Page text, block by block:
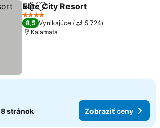
ZdieľaťPridať do obľúbených
Elite City Resort
4 Počet hviezdičiek
8,5 Vynikajúce
5 724
Kalamata
8 stránok Zobraziť ceny